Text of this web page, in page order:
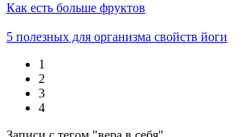
Как есть больше фруктов
5 полезных для организма свойств йоги
1
2
3
4